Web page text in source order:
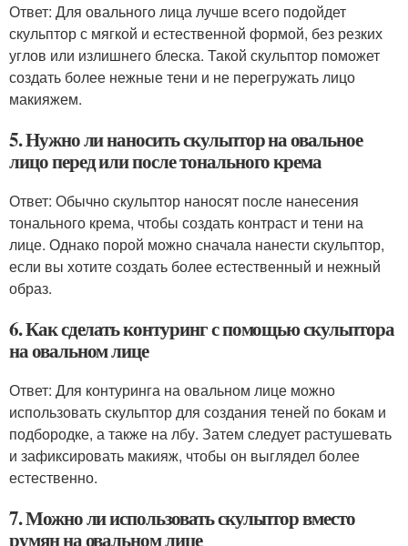
Ответ: Для овального лица лучше всего подойдет
скульптор с мягкой и естественной формой, без резких
углов или излишнего блеска. Такой скульптор поможет
создать более нежные тени и не перегружать лицо
макияжем.
5. Нужно ли наносить скульптор на овальное
лицо перед или после тонального крема
Ответ: Обычно скульптор наносят после нанесения
тонального крема, чтобы создать контраст и тени на
лице. Однако порой можно сначала нанести скульптор,
если вы хотите создать более естественный и нежный
образ.
6. Как сделать контуринг с помощью скульптора
на овальном лице
Ответ: Для контуринга на овальном лице можно
использовать скульптор для создания теней по бокам и
подбородке, а также на лбу. Затем следует растушевать
и зафиксировать макияж, чтобы он выглядел более
естественно.
7. Можно ли использовать скульптор вместо
румян на овальном лице